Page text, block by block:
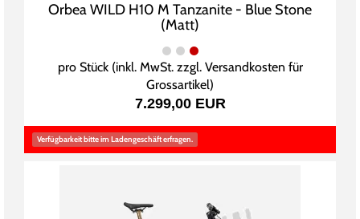
Orbea WILD H10 M Tanzanite - Blue Stone
(Matt)
pro Stück (inkl. MwSt. zzgl. Versandkosten für
Grossartikel)
7.299,00 EUR
Verfügbarkeit bitte im Ladengeschäft erfragen.